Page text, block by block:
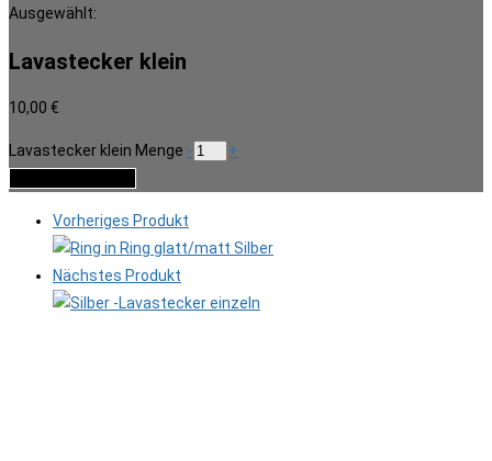
Ausgewählt:
Lavastecker klein
10,00 €
Lavastecker klein Menge - +
Vorheriges Produkt
Nächstes Produkt